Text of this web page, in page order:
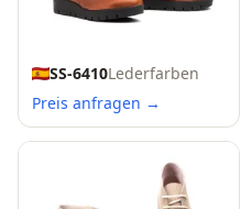
SS-6410Lederfarben
Preis anfragen →